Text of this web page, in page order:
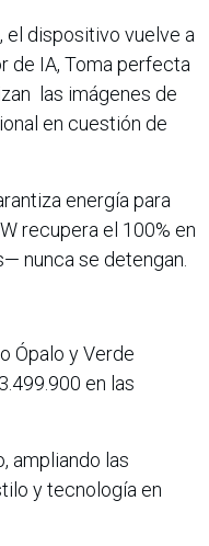
el dispositivo vuelve a
de IA, Toma perfecta
las imágenes de
en cuestión de
energía para
recupera el 100% en
nunca se detengan.
Ópalo y Verde
en las
ampliando las
y tecnología en